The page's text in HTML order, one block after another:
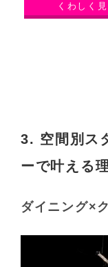
くわしく見
3. 空間別ス
ーで叶える
ダイニング×